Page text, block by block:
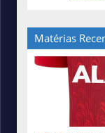
Matérias